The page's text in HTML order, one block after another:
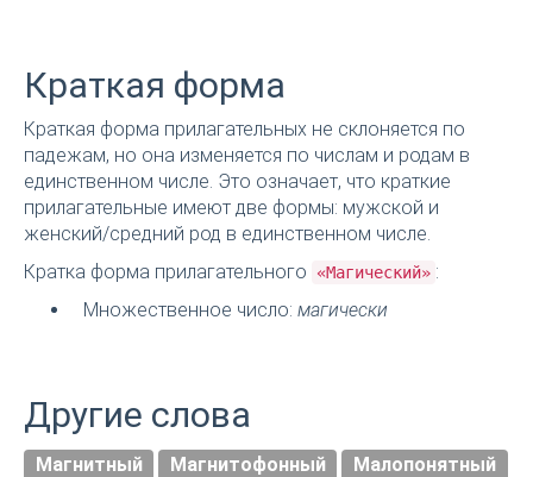
Краткая форма
Краткая форма прилагательных не склоняется по
падежам, но она изменяется по числам и родам в
единственном числе. Это означает, что краткие
прилагательные имеют две формы: мужской и
женский/средний род в единственном числе.
Кратка форма прилагательного
«Магический» :
Множественное число: магически
Другие слова
Магнитный Магнитофонный Малопонятный